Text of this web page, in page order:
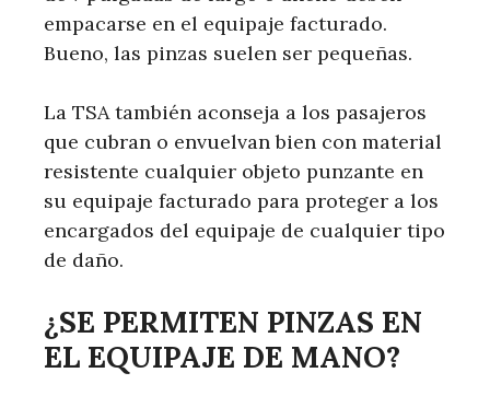
empacarse en el equipaje facturado.
Bueno, las pinzas suelen ser pequeñas.
La TSA también aconseja a los pasajeros
que cubran o envuelvan bien con material
resistente cualquier objeto punzante en
su equipaje facturado para proteger a los
encargados del equipaje de cualquier tipo
de daño.
¿SE PERMITEN PINZAS EN
EL EQUIPAJE DE MANO?